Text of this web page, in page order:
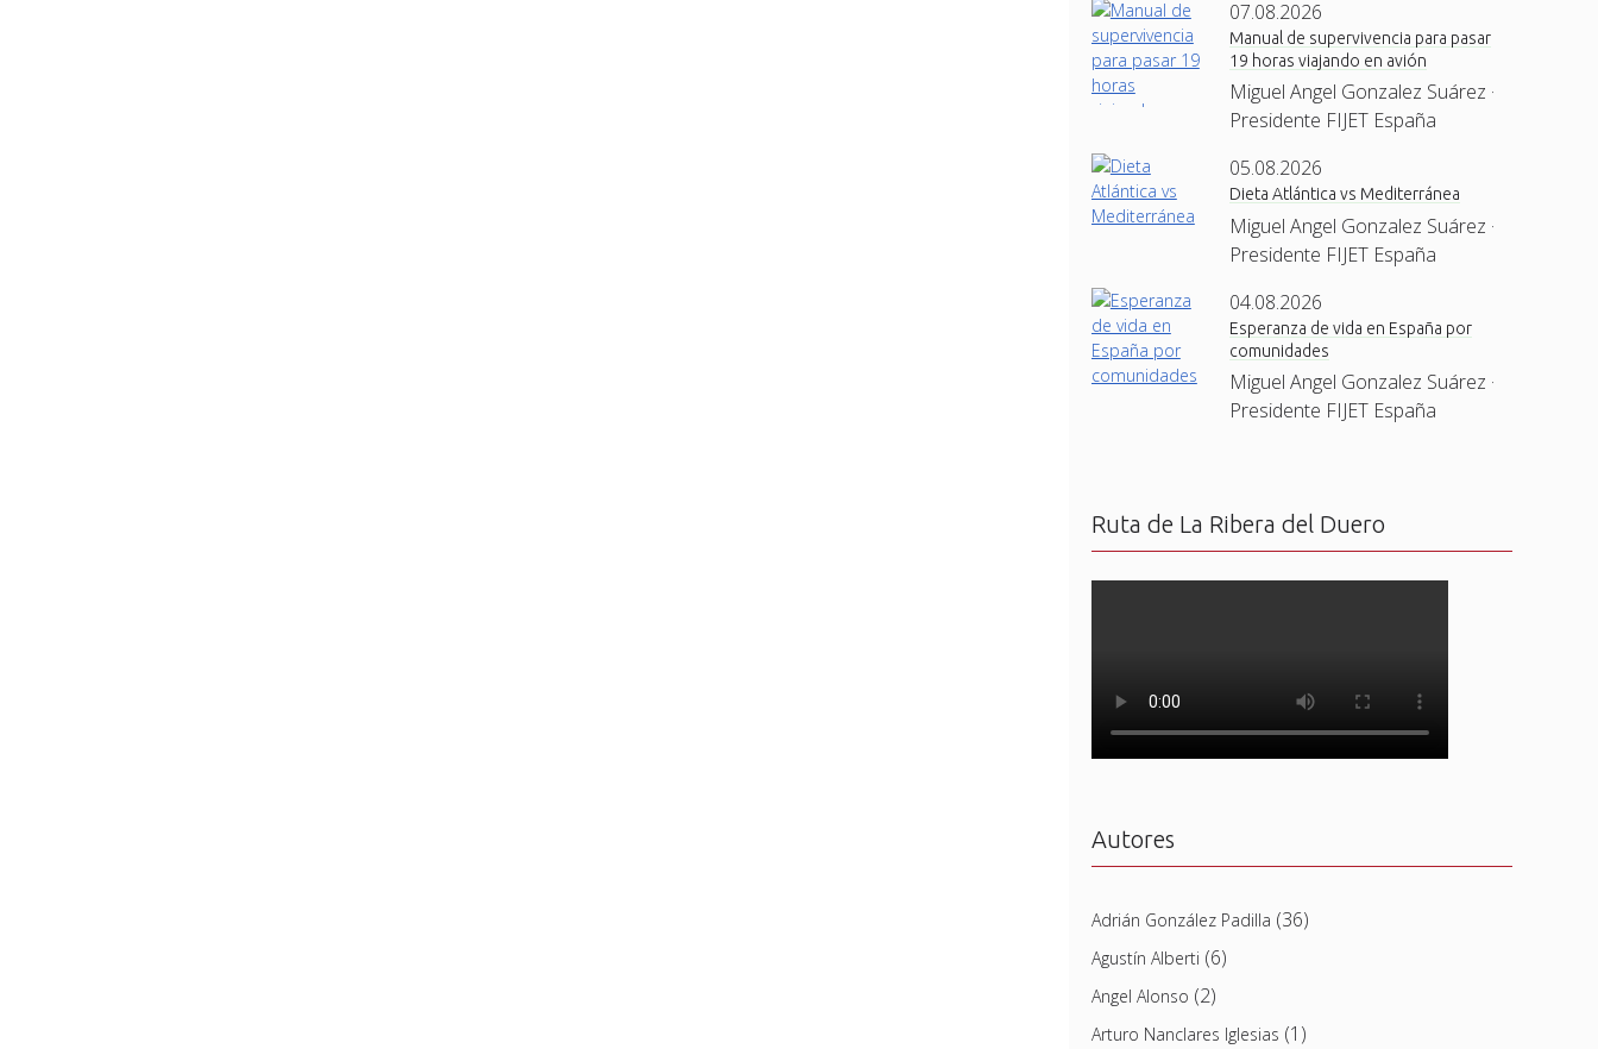
07.08.2026
Manual de supervivencia para pasar
19 horas viajando en avión
Miguel Angel Gonzalez Suárez ·
Presidente FIJET España
05.08.2026
Dieta Atlántica vs Mediterránea
Miguel Angel Gonzalez Suárez ·
Presidente FIJET España
04.08.2026
Esperanza de vida en España por
comunidades
Miguel Angel Gonzalez Suárez ·
Presidente FIJET España
Ruta de La Ribera del Duero
Autores
Adrián González Padilla (36)
Agustín Alberti (6)
Angel Alonso (2)
Arturo Nanclares Iglesias (1)